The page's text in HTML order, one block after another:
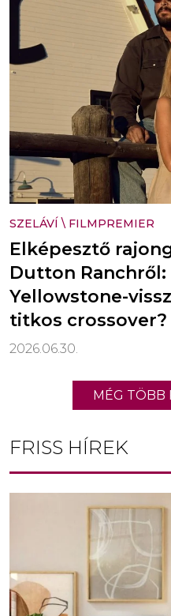
SZELÁVÍ \ FILMPREMIER
Elképesztő
Dutton
Yellowstone-
titkos crossover?
2026.06.30.
MÉG TÖBB
FRISS HÍREK